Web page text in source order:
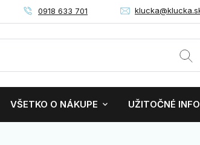
0918 633 701
VŠETKO O NÁKUPE UŽITOČNÉ